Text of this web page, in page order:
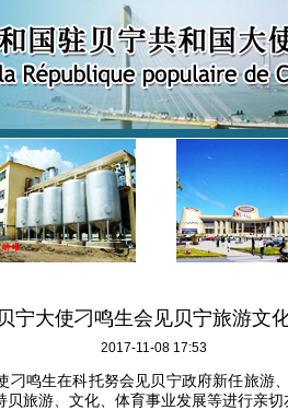
宁大使刁鸣生会见贝宁旅游文
2017-11-08 17:53
鸣生在科托努会见贝宁政府新任旅游
旅游、文化、体育事业发展等进行亲切